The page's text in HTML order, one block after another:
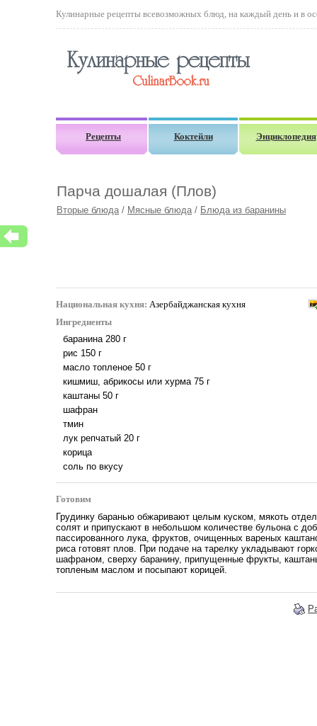
Кулинарные рецепты всевозможных блюд, на каждый день и в
Рецепты Коктейли Энциклопедия
Парча дошалая (Плов)
Вторые блюда/ Мясные блюда/ Блюда из баранины
Национальная кухня: Азербайджанская кухня
Ингредиенты
баранина 280 г
рис 150 г
масло топленое 50 г
кишмиш, абрикосы или хурма 75 г
каштаны 50 г
шафран
тмин
лук репчатый 20 г
корица
соль по вкусу
Готовим
Грудинку баранью обжаривают целым куском, мякоть
солят и припускают в небольшом количестве бульона с
пассированного лука, фруктов, очищенных вареных
риса готовят плов. При подаче на тарелку укладывают
шафраном, сверху баранину, припущенные фрукты,
топленым маслом и посыпают корицей.